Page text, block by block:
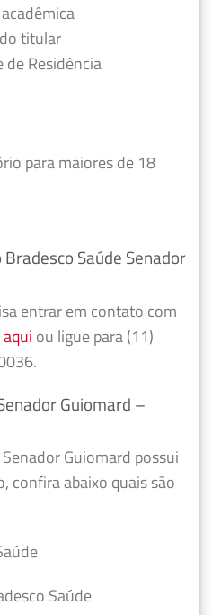
titular
Residência
para maiores de 18
Saúde Senador
entrar em contato com
aqui ou ligue para (11)
Guiomard –
Guiomard possui
confira abaixo quais são
Saúde